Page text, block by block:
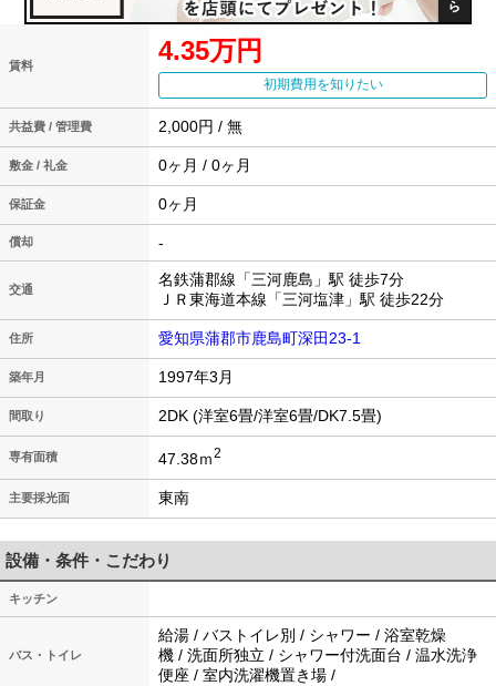
賃料 4.35万円
初期費用を知りたい
共益費 / 管理費 2,000円 / 無
敷金 / 礼金 0ヶ月 / 0ヶ月
保証金 0ヶ月
償却 -
交通
名鉄蒲郡線「三河鹿島」駅 徒歩7分
ＪＲ東海道本線「三河塩津」駅 徒歩22分
住所 愛知県蒲郡市鹿島町深田23-1
築年月 1997年3月
間取り 2DK (洋室6畳/洋室6畳/DK7.5畳)
専有面積 47.38ｍ2
主要採光面 東南
設備・条件・こだわり
キッチン
バス・トイレ
給湯 / バストイレ別 / シャワー / 浴室乾燥
機 / 洗面所独立 / シャワー付洗面台 / 温水洗浄
便座 / 室内洗濯機置き場 /